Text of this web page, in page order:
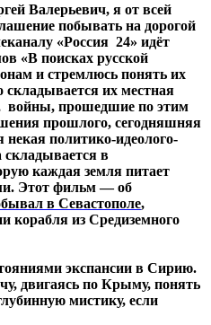
Валерьевич, я от всей
побывать на дорогой
«Россия 24» идёт
«В поисках русской
и стремлюсь понять их
складывается их местная
прошедшие по этим
прошлого, сегодняшняя
политико-идеолого-
в
каждая земля питает
Этот фильм — об
в Севастополе,
корабля из Средиземного
экспансии в Сирию.
двигаясь по Крыму, понять
мистику, если